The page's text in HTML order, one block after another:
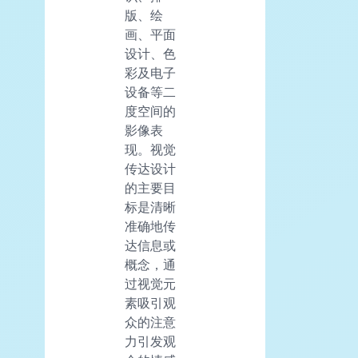
版、绘
画、平面
设计、色
彩及电子
设备等二
度空间的
影像表
现。视觉
传达设计
的主要目
标是清晰
准确地传
达信息或
概念，通
过视觉元
素吸引观
众的注意
力引发观